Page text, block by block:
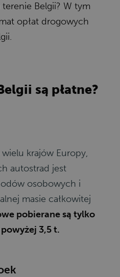
Belgii? W tym
opłat drogowych
są płatne?
krajów Europy,
autostrad jest
osobowych i
masie całkowitej
pobierane są tylko
3,5 t.